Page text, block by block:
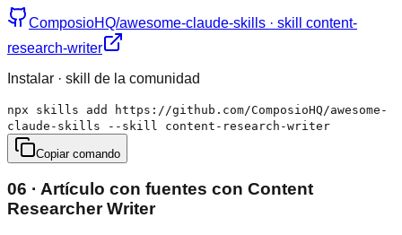
ComposioHQ/awesome-claude-skills · skill content-
research-writer
Instalar · skill de la comunidad
npx skills add https://github.com/ComposioHQ/awesome-
claude-skills --skill content-research-writer
Copiar comando
06 · Artículo con fuentes con Content
Researcher Writer